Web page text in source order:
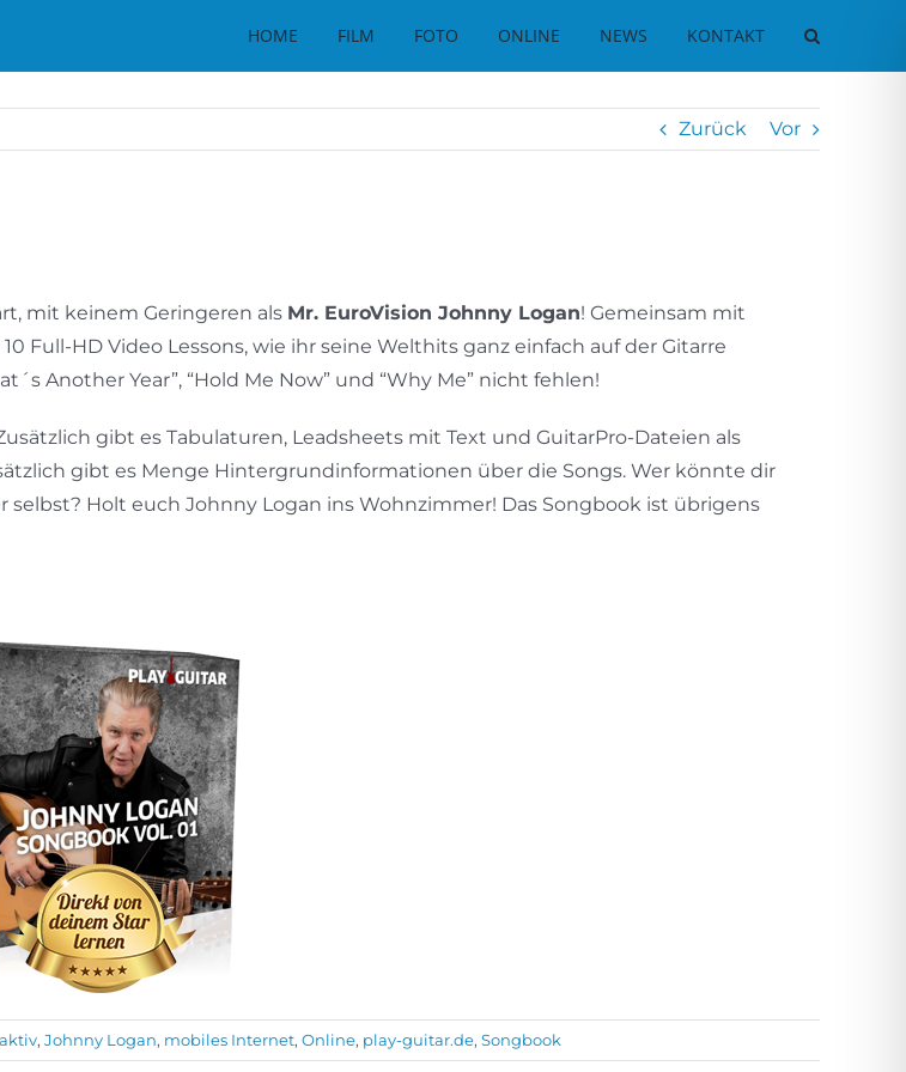
HOME FILM FOTO ONLINE NEWS KONTAKT
Zurück Vor
mit keinem Geringeren als Mr. EuroVision Johnny Logan! Gemeinsam mit
Full-HD Video Lessons, wie ihr seine Welthits ganz einfach auf der Gitarre
Another Year”, “Hold Me Now” und “Why Me” nicht fehlen!
gibt es Tabulaturen, Leadsheets mit Text und GuitarPro-Dateien als
gibt es Menge Hintergrundinformationen über die Songs. Wer könnte dir
selbst? Holt euch Johnny Logan ins Wohnzimmer! Das Songbook ist übrigens
, Johnny Logan, mobiles Internet, Online, play-guitar.de, Songbook